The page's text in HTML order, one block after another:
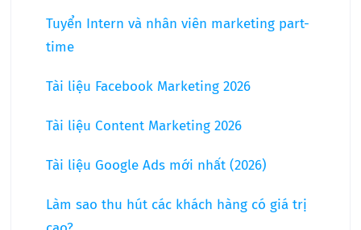
Tuyển Intern và nhân viên marketing part-
time
Tài liệu Facebook Marketing 2026
Tài liệu Content Marketing 2026
Tài liệu Google Ads mới nhất (2026)
Làm sao thu hút các khách hàng có giá trị